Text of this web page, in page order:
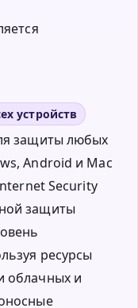
устройств
защиты любых
Android и Mac
Security
защиты
ресурсы
облачных и